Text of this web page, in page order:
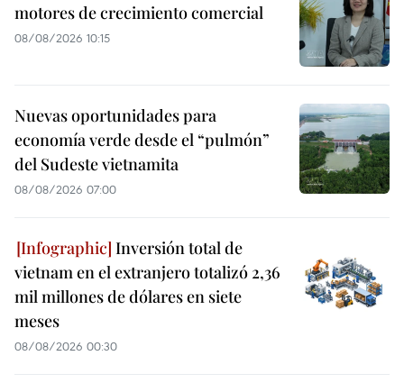
motores de crecimiento comercial
08/08/2026 10:15
Nuevas oportunidades para
economía verde desde el “pulmón”
del Sudeste vietnamita
08/08/2026 07:00
Inversión total de
vietnam en el extranjero totalizó 2,36
mil millones de dólares en siete
meses
08/08/2026 00:30